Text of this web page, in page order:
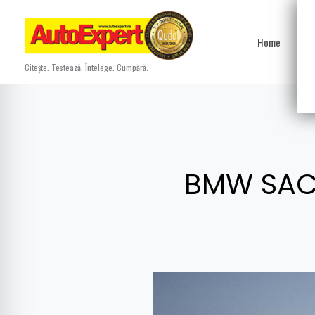
content
Citește. Testează. Întelege. Cumpără.
Home
BMW